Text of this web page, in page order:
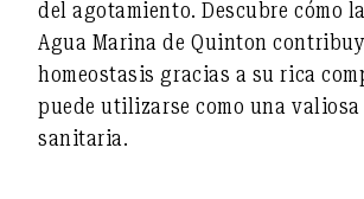
del agotamiento. Descubre cómo
Agua Marina de Quinton
homeostasis gracias a su rica
puede utilizarse como una
sanitaria.